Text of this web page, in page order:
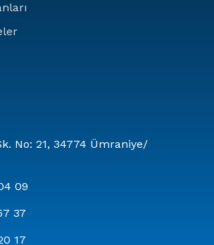
No: 21, 34774 Ümraniye/
09
37
17